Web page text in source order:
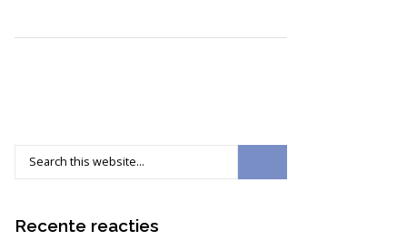
Recente reacties